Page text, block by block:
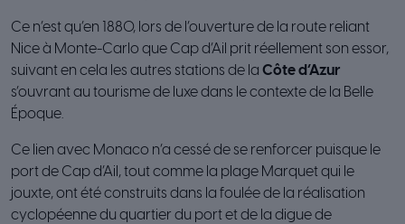
Ce n’est qu’en 1880, lors de l’ouverture de la route reliant
Nice à Monte-Carlo que Cap d’Ail prit réellement son essor,
suivant en cela les autres stations de la Côte d’Azur
s’ouvrant au tourisme de luxe dans le contexte de la Belle
Époque.
Ce lien avec Monaco n’a cessé de se renforcer puisque le
port de Cap d’Ail, tout comme la plage Marquet qui le
jouxte, ont été construits dans la foulée de la réalisation
cyclopéenne du quartier du port et de la digue de